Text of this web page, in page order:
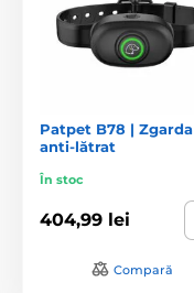
Patpet B78 | Zgarda
anti-lătrat
În stoc
404,99 lei
Compară